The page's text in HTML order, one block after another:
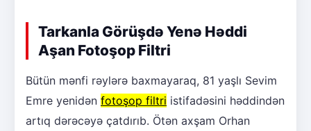
Tarkanla Görüşdə Yenə Həddi
Aşan Fotoşop Filtri
Bütün mənfi rəylərə baxmayaraq, 81 yaşlı Sevim
Emre yenidən fotoşop filtri istifadəsini həddindən
artıq dərəcəyə çatdırıb. Ötən axşam Orhan